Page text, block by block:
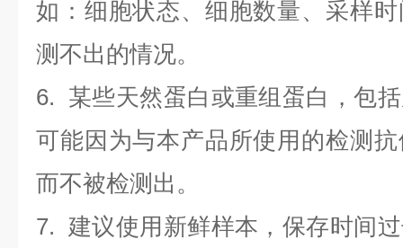
如：细胞状态、细胞数量、采样
测不出的情况。
6. 某些天然蛋白或重组蛋白，包
可能因为与本产品所使用的检测
而不被检测出。
7. 建议使用新鲜样本，保存时间